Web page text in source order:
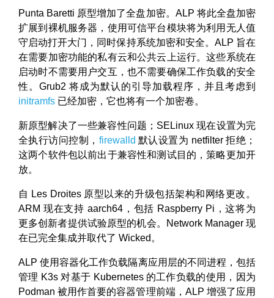
Punta Baretti 原型增加了全盘加密。ALP 将此全盘加密
扩展到裸机服务器，使用可信平台模块将为利用无人值
守启动打开大门，同时保持系统加密和安全。ALP 旨在
在需要加密功能的私有云和公共云上运行。这些系统在
启动时不需要用户交互，也不需要确保工作负载的安全
性。Grub2 将成为默认的引导加载程序，并且考虑到
initramfs 已经加密，它也将有一个加密卷。
新原型解决了一些兼容性问题；SELinux 现在设置为完
全执行访问控制， firewalld 默认设置为 netfilter 拒绝；
这两个软件包以前出于兼容性和测试目的，策略更加开
放。
自 Les Droites 原型以来的升级包括架构和网络更改。
ARM 现在支持 aarch64，包括 Raspberry Pi，这将为
更多创新者提供试验原型的机会。Network Manager 现
在已完全集成并取代了 Wicked。
ALP 使用容器化工作负载隔离应用层的不同进程，包括
管理 K3s 对基于 Kubernetes 的工作负载的使用，因为
Podman 被用作首要的容器管理前端，ALP 增强了应用